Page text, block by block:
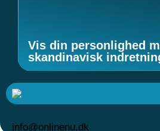
Vis din personlighed
skandinavisk
info@onlinenu.dk